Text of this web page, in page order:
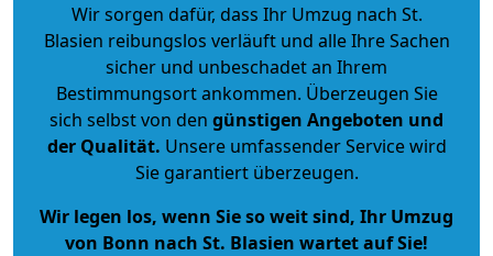
Wir sorgen dafür, dass Ihr Umzug nach St.
Blasien reibungslos verläuft und alle Ihre Sachen
sicher und unbeschadet an Ihrem
Bestimmungsort ankommen. Überzeugen Sie
sich selbst von den günstigen Angeboten und
der Qualität. Unsere umfassender Service wird
Sie garantiert überzeugen.
Wir legen los, wenn Sie so weit sind, Ihr Umzug
von Bonn nach St. Blasien wartet auf Sie!